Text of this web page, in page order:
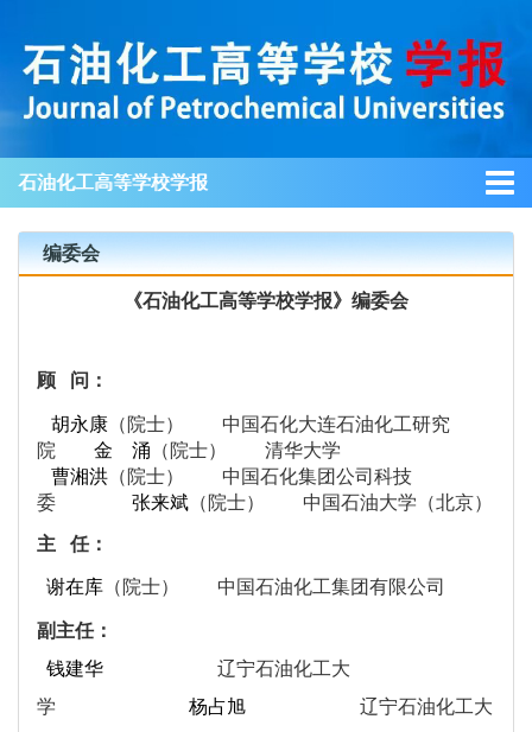
石油化工高等学校学报
编委会
《石油化工高等学校学报》编委会
顾 问：
胡永康 （院士） 中国石化大连石油化工研究
院 金 涌 （院士） 清华大学
曹湘洪 （院士） 中国石化集团公司科技
委
张来斌 （院士） 中国石油大学（北京）
主 任：
谢在库 （院士） 中国石油化工集团有限公司
副主任：
钱建华 辽宁石油化工大
学
杨占旭 辽宁石油化工大